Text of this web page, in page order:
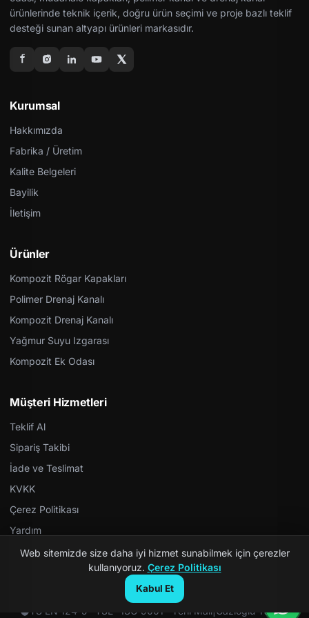
ürünlerinde teknik içerik, doğru ürün seçimi ve proje bazlı teklif
desteği sunan altyapı ürünleri markasıdır.
Kurumsal
Hakkımızda
Fabrika / Üretim
Kalite Belgeleri
Bayilik
İletişim
Ürünler
Kompozit Rögar Kapakları
Polimer Drenaj Kanalı
Kompozit Drenaj Kanalı
Yağmur Suyu Izgarası
Kompozit Ek Odası
Müşteri Hizmetleri
Teklif Al
Sipariş Takibi
İade ve Teslimat
KVKK
Çerez Politikası
Yardım
© 2026 Kompozit Rögar. Tüm hakları saklıdır.
TS EN 124-5 · TSE · ISO 9001 · Yerli Malı|Gazioğlu Yazılım
Web sitemizde size daha iyi hizmet sunabilmek için çerezler
kullanıyoruz. Çerez Politikası
Kabul Et